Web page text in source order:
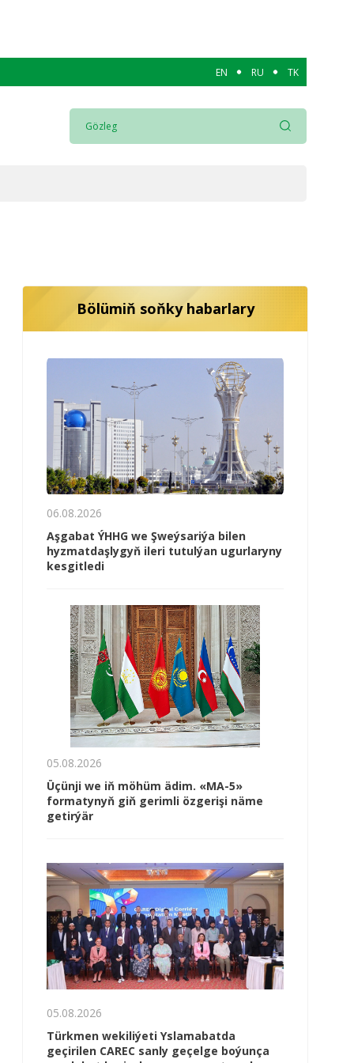
EN RU TK
Bölümiň soňky habarlary
06.08.2026
Aşgabat ÝHHG we Şweýsariýa bilen
hyzmatdaşlygyň ileri tutulýan ugurlaryny
kesgitledi
05.08.2026
Üçünji we iň möhüm ädim. «MA-5»
formatynyň giň gerimli özgerişi näme
getirýär
05.08.2026
Türkmen wekiliýeti Yslamabatda
geçirilen CAREC sanly geçelge boýunça